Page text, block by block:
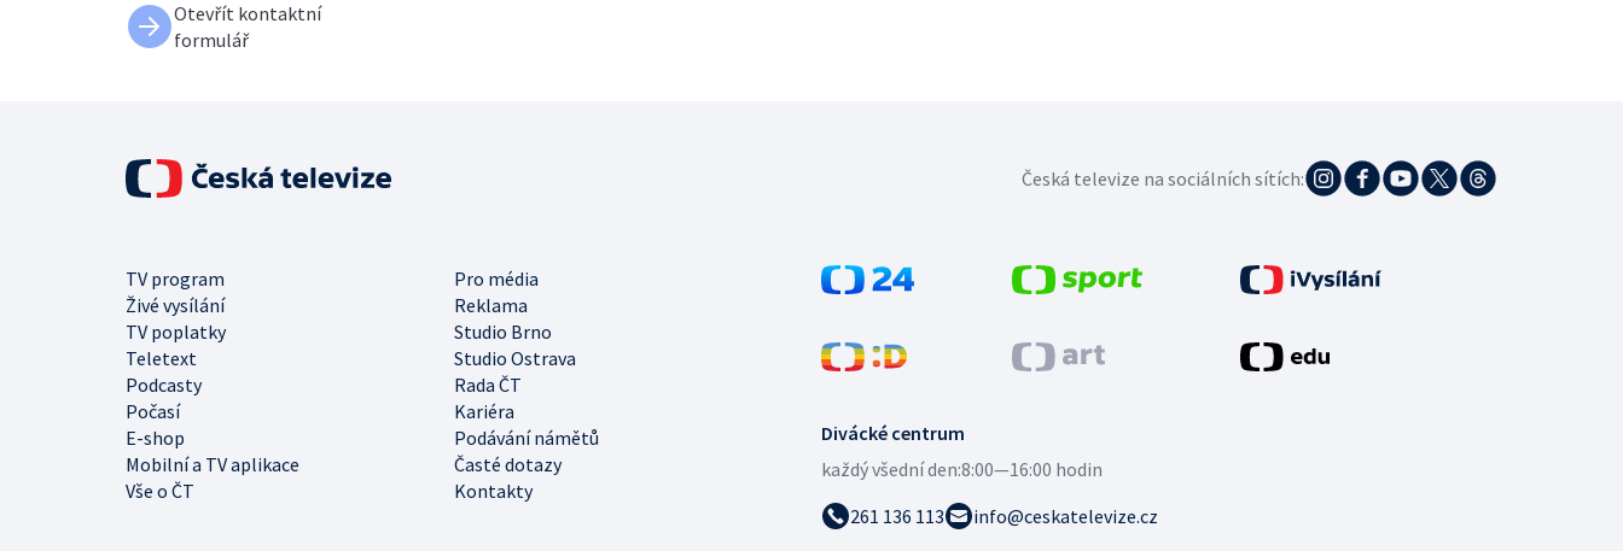
Otevřít kontaktní
formulář
Divácké centrum
každý všední den:8:00—16:00 hodin
261 136 113
info@ceskatelevize.cz
TV program
Pro média
Živé vysílání
Reklama
TV poplatky
Studio Brno
Teletext
Studio Ostrava
Podcasty
Rada ČT
Počasí
Kariéra
E-shop
Podávání námětů
Mobilní a TV aplikace
Časté dotazy
Vše o ČT
Kontakty
Česká televize na sociálních sítích: